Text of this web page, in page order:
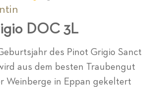
DOC 3L
des Pinot Grigio Sanct
aus dem besten Traubengut
Weinberge in Eppan gekeltert